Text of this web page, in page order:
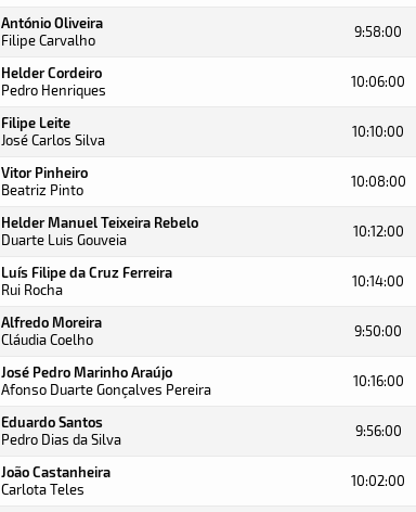
António Oliveira
Filipe Carvalho 9:58:00
Helder Cordeiro
Pedro Henriques 10:06:00
Filipe Leite
José Carlos Silva 10:10:00
Vitor Pinheiro
Beatriz Pinto 10:08:00
Helder Manuel Teixeira Rebelo
Duarte Luis Gouveia 10:12:00
Luís Filipe da Cruz Ferreira
Rui Rocha 10:14:00
Alfredo Moreira
Cláudia Coelho 9:50:00
José Pedro Marinho Araújo
Afonso Duarte Gonçalves Pereira 10:16:00
Eduardo Santos
Pedro Dias da Silva 9:56:00
João Castanheira
Carlota Teles 10:02:00